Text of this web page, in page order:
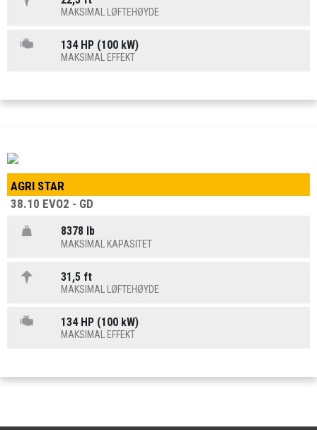
MAKSIMAL LØFTEHØYDE
134 HP (100 kW)
MAKSIMAL EFFEKT
AGRI STAR
38.10 EVO2 - GD
8378 lb
MAKSIMAL KAPASITET
31,5 ft
MAKSIMAL LØFTEHØYDE
134 HP (100 kW)
MAKSIMAL EFFEKT